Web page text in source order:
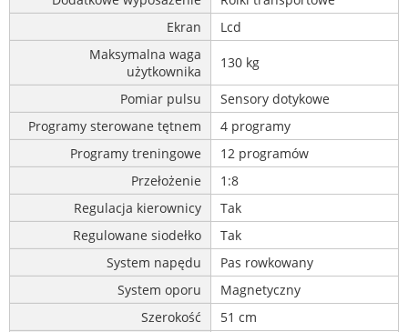
Ekran
Lcd
Maksymalna waga
użytkownika
130 kg
Pomiar pulsu
Sensory dotykowe
Programy sterowane tętnem
4 programy
Programy treningowe
12 programów
Przełożenie
1:8
Regulacja kierownicy
Tak
Regulowane siodełko
Tak
System napędu
Pas rowkowany
System oporu
Magnetyczny
Szerokość
51 cm